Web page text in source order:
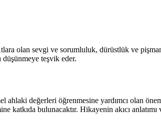
olan sevgi ve sorumluluk, dürüstlük ve
teşvik eder.
ahlaki değerleri öğrenmesine yardımcı olan
katkıda bulunacaktır. Hikayenin akıcı